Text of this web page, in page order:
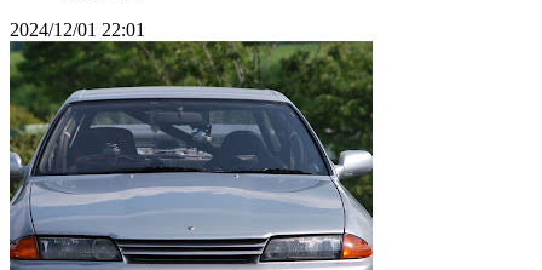
2024/12/01 22:01